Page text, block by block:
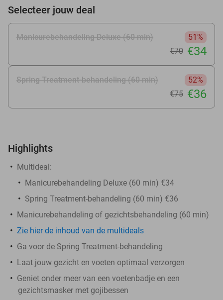
Selecteer jouw deal
Manicurebehandeling Deluxe (60 min)
51%
€70 €34
Spring Treatment-behandeling (60 min)
52%
€75 €36
Highlights
Multideal:
Manicurebehandeling Deluxe (60 min) €34
Spring Treatment-behandeling (60 min) €36
Manicurebehandeling of gezichtsbehandeling (60 min)
Zie hier de inhoud van de multideals
Ga voor de Spring Treatment-behandeling
Laat jouw gezicht en voeten optimaal verzorgen
Geniet onder meer van een voetenbadje en een
gezichtsmasker met gojibessen